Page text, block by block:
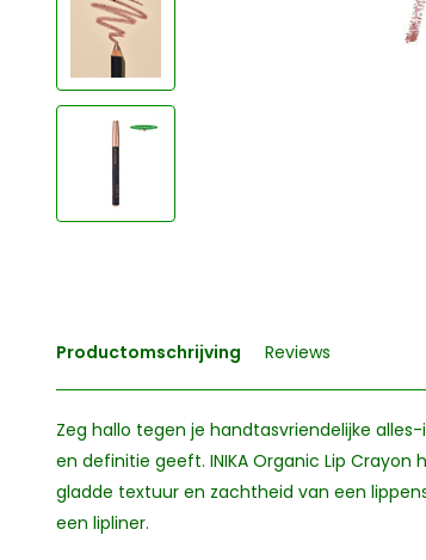
Productomschrijving Reviews
Zeg hallo tegen je handtasvriendelijke
en definitie geeft. INIKA Organic Lip
gladde textuur en zachtheid van een
een lipliner.